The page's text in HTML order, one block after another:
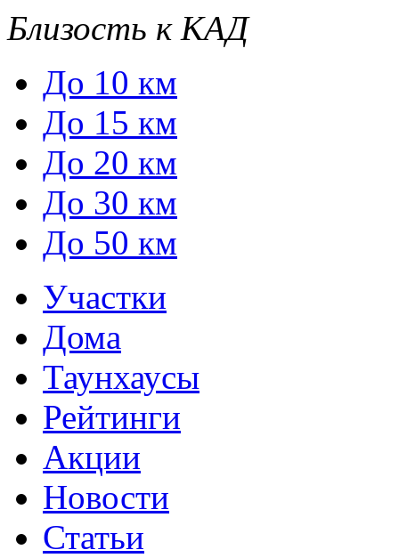
Близость к КАД
До 10 км
До 15 км
До 20 км
До 30 км
До 50 км
Участки
Дома
Таунхаусы
Рейтинги
Акции
Новости
Статьи